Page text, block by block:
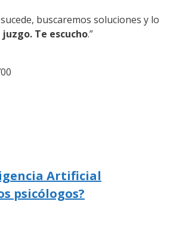
buscaremos soluciones y lo
Te escucho.”
Artificial
psicólogos?